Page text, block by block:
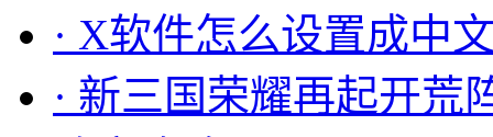
· X软件怎么设置成中
· 新三国荣耀再起开荒